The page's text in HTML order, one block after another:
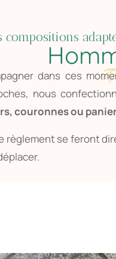
compositions
dans ces
nous
, couronnes ou
règlement se feront